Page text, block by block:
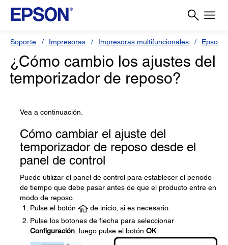
Soporte Impresoras Impresoras multifuncionales Epson L
¿Cómo cambio los ajustes del
temporizador de reposo?
Vea a continuación.
Cómo cambiar el ajuste del
temporizador de reposo desde el
panel de control
Puede utilizar el panel de control para establecer el periodo
de tiempo que debe pasar antes de que el producto entre en
modo de reposo.
Pulse el botón
de inicio, si es necesario.
Pulse los botones de flecha para seleccionar
Configuración , luego pulse el botón OK.